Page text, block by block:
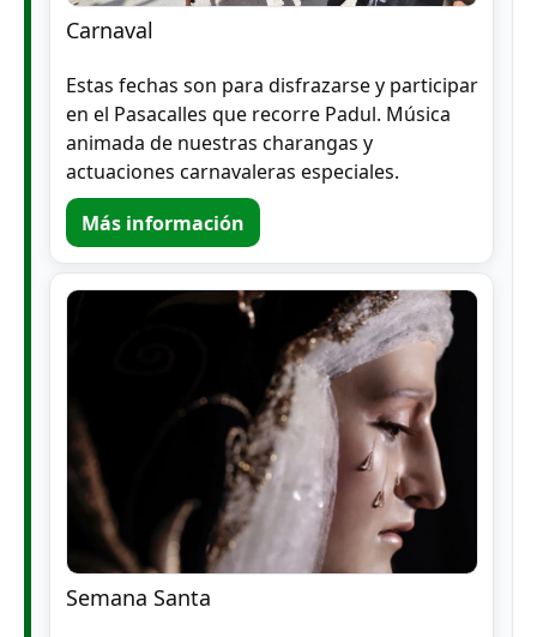
Carnaval
Estas fechas son para disfrazarse y participar
en el Pasacalles que recorre Padul. Música
animada de nuestras charangas y
actuaciones carnavaleras especiales.
Más información
Semana Santa